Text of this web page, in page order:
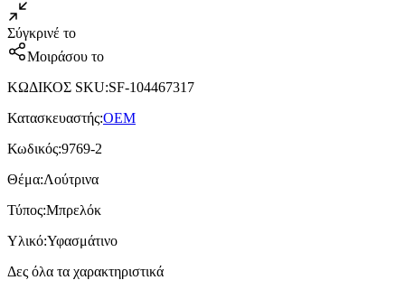
Σύγκρινέ το
Μοιράσου το
ΚΩΔΙΚΟΣ SKU:SF-104467317
Κατασκευαστής:OEM
Κωδικός:9769-2
Θέμα:Λούτρινα
Τύπος:Μπρελόκ
Υλικό:Υφασμάτινο
Δες όλα τα χαρακτηριστικά